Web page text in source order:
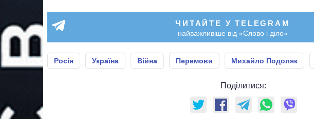
ЧИТАЙТЕ У TELEGRAM
найважливіше від «Слово і діло»
Росія Україна Війна Перемови Михайло Подоляк
Поділитися: